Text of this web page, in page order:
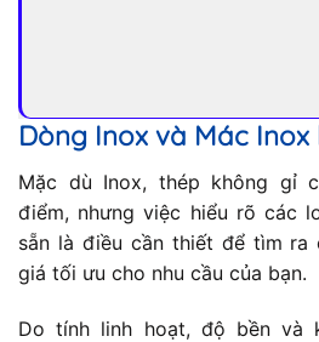
Dòng Inox và Mác Inox
Mặc dù Inox, thép không gỉ
điểm, nhưng việc hiểu rõ các
sẵn là điều cần thiết để tìm ra
giá tối ưu cho nhu cầu của bạn.
Do tính linh hoạt, độ bền và